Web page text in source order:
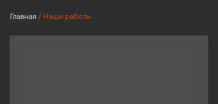
Главная / Наши работы